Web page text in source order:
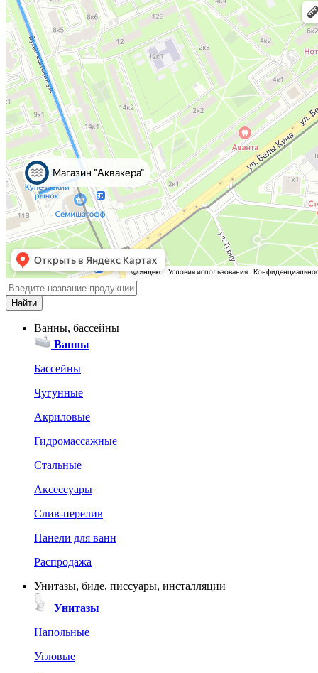
Ванны, бассейны
Ванны
Бассейны
Чугунные
Акриловые
Гидромассажные
Стальные
Аксессуары
Слив-перелив
Панели для ванн
Распродажа
Унитазы, биде, писсуары, инсталляции
Унитазы
Напольные
Угловые